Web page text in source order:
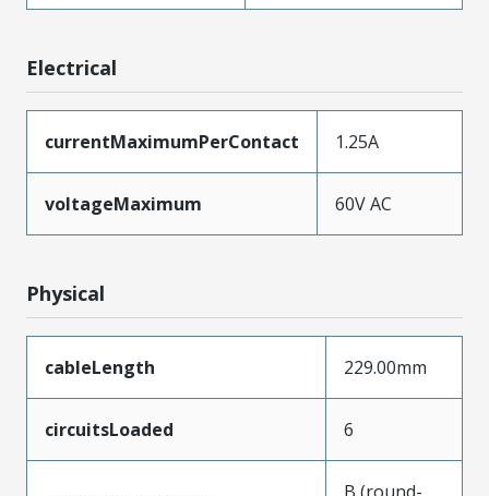
Electrical
currentMaximumPerContact 1.25A
voltageMaximum 60V AC
Physical
cableLength 229.00mm
circuitsLoaded 6
B (round-